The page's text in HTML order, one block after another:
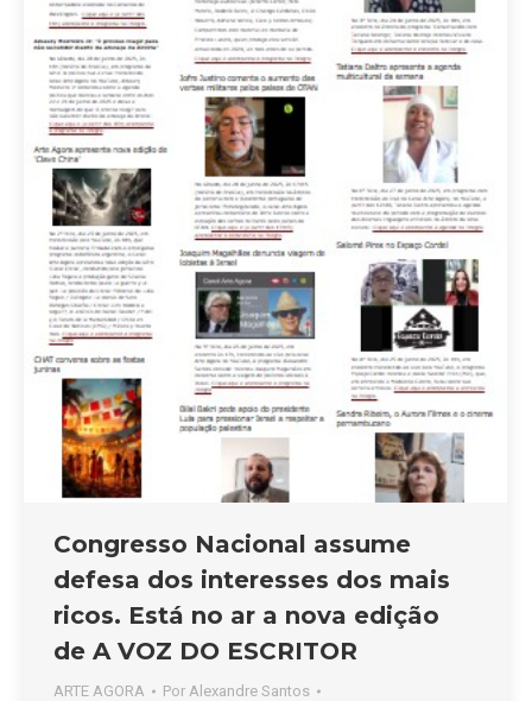
Congresso Nacional assume
defesa dos interesses dos mais
ricos. Está no ar a nova edição
de A VOZ DO ESCRITOR
ARTE AGORA Por Alexandre Santos